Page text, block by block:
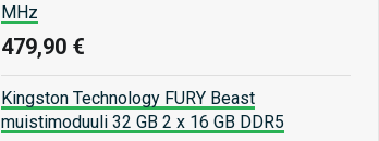
MHz
479,90 €
Kingston Technology FURY Beast
muistimoduuli 32 GB 2 x 16 GB DDR5